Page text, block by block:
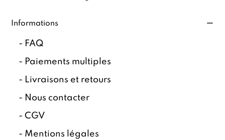
Informations
- FAQ
- Paiements multiples
- Livraisons et retours
- Nous contacter
-CGV
- Mentions légales